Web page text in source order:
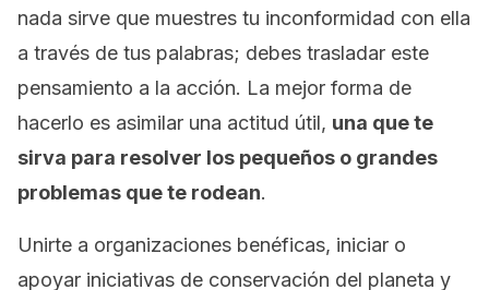
nada sirve que muestres tu inconformidad con ella
a través de tus palabras; debes trasladar este
pensamiento a la acción. La mejor forma de
hacerlo es asimilar una actitud útil, una que te
sirva para resolver los pequeños o grandes
problemas que te rodean.
Unirte a organizaciones benéficas, iniciar o
apoyar iniciativas de conservación del planeta y